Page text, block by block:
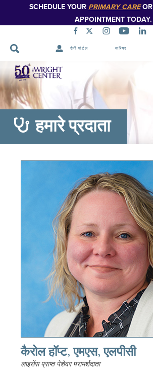
SCHEDULE YOUR PRIMARY CAREOR
APPOINTMENT TODAY.
रोगी पोर्टल करियर
नेविगेशन
छोड़ें
हमारे प्रदाता
कैरोल हॉप्ट, एमएस, एलपीसी
लाइसेंस प्राप्त पेशेवर परामर्शदाता